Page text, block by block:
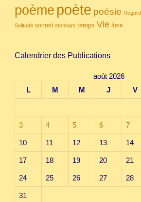
poème poète poésie Regard
Solitude sonnet stonham temps Vie âme
Calendrier des Publications
août 2026
L
M M J V
3 4 5 6 7
10 11 12 13 14
17 18 19 20 21
24 25 26 27 28
31